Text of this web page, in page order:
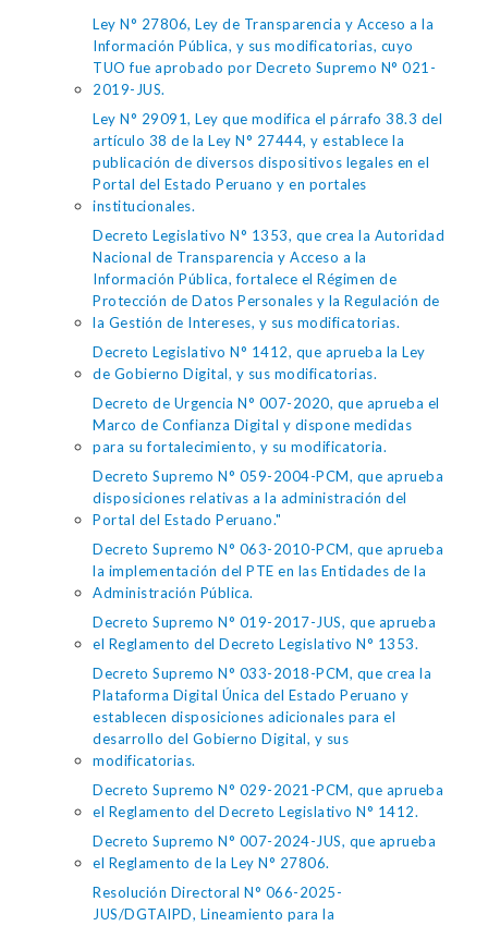
Ley N° 27806, Ley de Transparencia y Acceso a la
Información Pública, y sus modificatorias, cuyo
TUO fue aprobado por Decreto Supremo N° 021-
2019-JUS.
Ley N° 29091, Ley que modifica el párrafo 38.3 del
artículo 38 de la Ley N° 27444, y establece la
publicación de diversos dispositivos legales en el
Portal del Estado Peruano y en portales
institucionales.
Decreto Legislativo N° 1353, que crea la Autoridad
Nacional de Transparencia y Acceso a la
Información Pública, fortalece el Régimen de
Protección de Datos Personales y la Regulación de
la Gestión de Intereses, y sus modificatorias.
Decreto Legislativo N° 1412, que aprueba la Ley
de Gobierno Digital, y sus modificatorias.
Decreto de Urgencia N° 007-2020, que aprueba el
Marco de Confianza Digital y dispone medidas
para su fortalecimiento, y su modificatoria.
Decreto Supremo N° 059-2004-PCM, que aprueba
disposiciones relativas a la administración del
Portal del Estado Peruano."
Decreto Supremo N° 063-2010-PCM, que aprueba
la implementación del PTE en las Entidades de la
Administración Pública.
Decreto Supremo N° 019-2017-JUS, que aprueba
el Reglamento del Decreto Legislativo N° 1353.
Decreto Supremo N° 033-2018-PCM, que crea la
Plataforma Digital Única del Estado Peruano y
establecen disposiciones adicionales para el
desarrollo del Gobierno Digital, y sus
modificatorias.
Decreto Supremo N° 029-2021-PCM, que aprueba
el Reglamento del Decreto Legislativo N° 1412.
Decreto Supremo N° 007-2024-JUS, que aprueba
el Reglamento de la Ley N° 27806.
Resolución Directoral N° 066-2025-
JUS/DGTAIPD, Lineamiento para la